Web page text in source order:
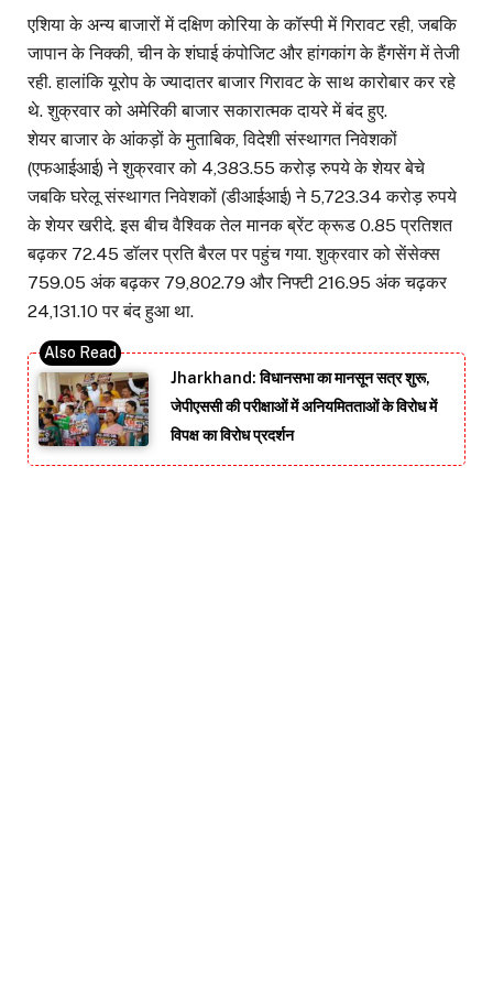
एशिया के अन्य बाजारों में दक्षिण कोरिया के कॉस्पी में गिरावट रही, जबकि
जापान के निक्की, चीन के शंघाई कंपोजिट और हांगकांग के हैंगसेंग में तेजी
रही. हालांकि यूरोप के ज्यादातर बाजार गिरावट के साथ कारोबार कर रहे
थे. शुक्रवार को अमेरिकी बाजार सकारात्मक दायरे में बंद हुए.
शेयर बाजार के आंकड़ों के मुताबिक, विदेशी संस्थागत निवेशकों
(एफआईआई) ने शुक्रवार को 4,383.55 करोड़ रुपये के शेयर बेचे
जबकि घरेलू संस्थागत निवेशकों (डीआईआई) ने 5,723.34 करोड़ रुपये
के शेयर खरीदे. इस बीच वैश्विक तेल मानक ब्रेंट क्रूड 0.85 प्रतिशत
बढ़कर 72.45 डॉलर प्रति बैरल पर पहुंच गया. शुक्रवार को सेंसेक्स
759.05 अंक बढ़कर 79,802.79 और निफ्टी 216.95 अंक चढ़कर
24,131.10 पर बंद हुआ था.
Jharkhand: विधानसभा का मानसून सत्र शुरू,
जेपीएससी की परीक्षाओं में अनियमितताओं के विरोध में
विपक्ष का विरोध प्रदर्शन